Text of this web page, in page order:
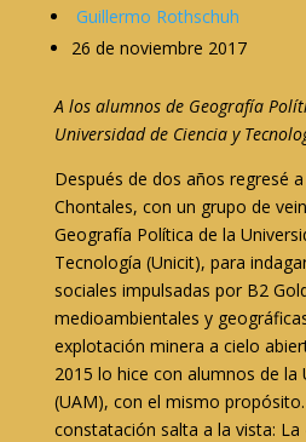
Guillermo Rothschuh
26 de noviembre 2017
A los alumnos de Geografía
Universidad de Ciencia y
Después de dos años regresé
Chontales, con un grupo de
Geografía Política de la
Tecnología (Unicit), para
sociales impulsadas por B2
medioambientales y
explotación minera a cielo
2015 lo hice con alumnos de la
(UAM), con el mismo
constatación salta a la vista: La